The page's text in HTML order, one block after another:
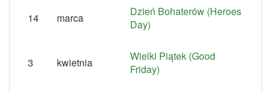
14 marca
Dzień Bohaterów (Heroes
Day)
3 kwietnia
Wielki Piątek (Good
Friday)